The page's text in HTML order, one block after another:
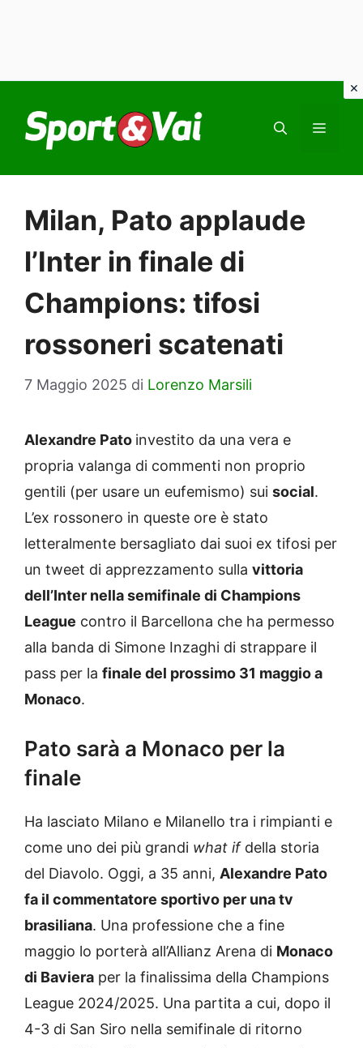
contenuto
Milan, Pato applaude
l’Inter in finale di
Champions: tifosi
rossoneri scatenati
7 Maggio 2025 di Lorenzo Marsili
Alexandre Pato investito da una vera e
propria valanga di commenti non proprio
gentili (per usare un eufemismo) sui social.
L’ex rossonero in queste ore è stato
letteralmente bersagliato dai suoi ex tifosi per
un tweet di apprezzamento sulla vittoria
dell’Inter nella semifinale di Champions
League contro il Barcellona che ha permesso
alla banda di Simone Inzaghi di strappare il
pass per la finale del prossimo 31 maggio a
Monaco.
Pato sarà a Monaco per la
finale
Ha lasciato Milano e Milanello tra i rimpianti e
come uno dei più grandi what ifdella storia
del Diavolo. Oggi, a 35 anni, Alexandre Pato
fa il commentatore sportivo per una tv
brasiliana. Una professione che a fine
maggio lo porterà all’Allianz Arena di Monaco
di Baviera per la finalissima della Champions
League 2024/2025. Una partita a cui, dopo il
4-3 di San Siro nella semifinale di ritorno